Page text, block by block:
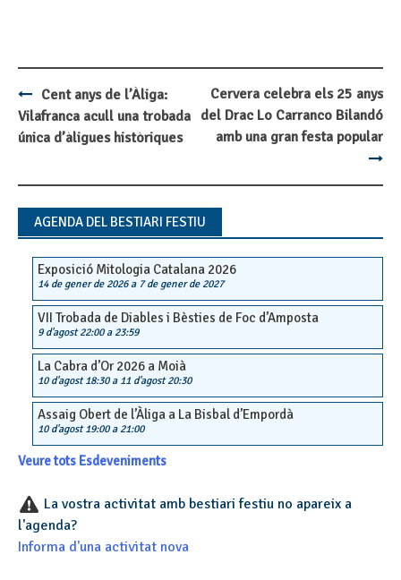
Post
navigation
Cent anys de l’Àliga:
Vilafranca acull una trobada
única d’àligues històriques
Cervera celebra els 25 anys
del Drac Lo Carranco Bilandó
amb una gran festa popular
AGENDA DEL BESTIARI FESTIU
Exposició Mitologia Catalana 2026
14 de gener de 2026a 7 de gener de 2027
VII Trobada de Diables i Bèsties de Foc d’Amposta
9 d'agost 22:00a 23:59
La Cabra d’Or 2026 a Moià
10 d'agost 18:30a 11 d'agost 20:30
Assaig Obert de l’Àliga a La Bisbal d’Empordà
10 d'agost 19:00a 21:00
Veure tots Esdeveniments
La vostra activitat amb bestiari festiu no apareix a
l'agenda?
Informa d'una activitat nova